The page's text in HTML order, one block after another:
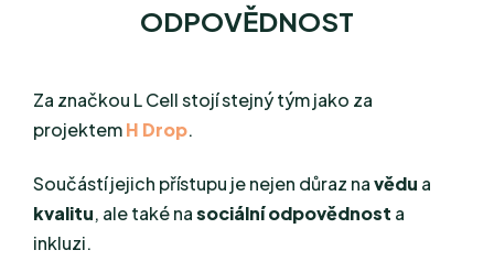
ODPOVĚDNOST
Za značkou L Cell stojí stejný tým jako za
projektemH Drop.
Součástí jejich přístupu je nejen důraz navědu a
kvalitu, ale také nasociální odpovědnost a
inkluzi.